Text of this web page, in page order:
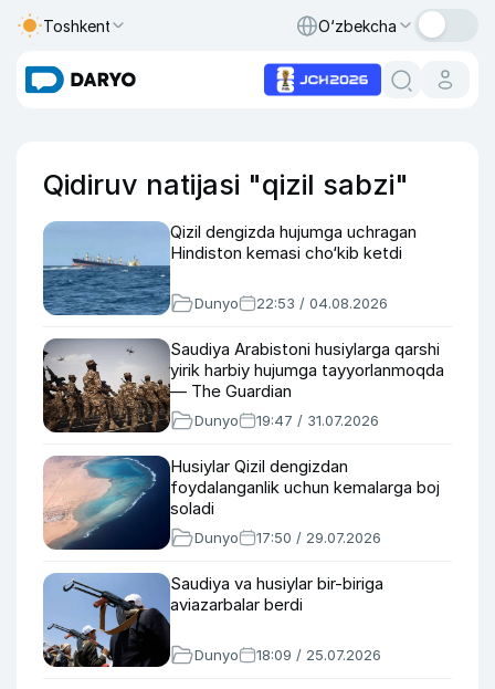
Toshkent O‘zbekcha
Qidiruv natijasi "qizil sabzi"
Qizil dengizda hujumga uchragan
Hindiston kemasi cho‘kib ketdi
Dunyo 22:53 / 04.08.2026
Saudiya Arabistoni husiylarga qarshi
yirik harbiy hujumga tayyorlanmoqda
— The Guardian
Dunyo 19:47 / 31.07.2026
Husiylar Qizil dengizdan
foydalanganlik uchun kemalarga boj
soladi
Dunyo 17:50 / 29.07.2026
Saudiya va husiylar bir-biriga
aviazarbalar berdi
Dunyo 18:09 / 25.07.2026